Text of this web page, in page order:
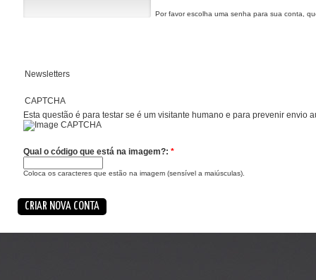
Por favor escolha uma senha para sua conta,
Newsletters
CAPTCHA
Esta questão é para testar se é um visitante humano e para prevenir envio
Qual o código que está na imagem?: *
Coloca os caracteres que estão na imagem (sensível a maiúsculas).